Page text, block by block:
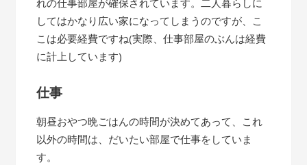
れの仕事部屋が確保されています。二人暮らしに
してはかなり広い家になってしまうのですが、こ
こは必要経費ですね(実際、仕事部屋のぶんは経費
に計上しています)
仕事
朝昼おやつ晩ごはんの時間が決めてあって、これ
以外の時間は、だいたい部屋で仕事をしていま
す。